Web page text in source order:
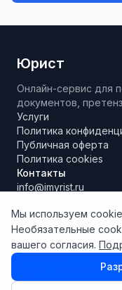
Юрист
Онлайн-сервис для
документов,
Услуги
Политика
Публичная оферта
Политика cookies
Контакты
info@imyrist.ru
Материалы и
информационно-
юридической
Мы используем
Необязательные
вашего согласия.